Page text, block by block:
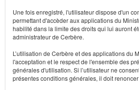
Une fois enregistré, l'utilisateur dispose d'un
permettant d'accèder aux applications du
habilité dans la limite des droits qui lui auront
administrateur de Cerbère.
L’utilisation de Cerbère et des applications du
l'acceptation et le respect de l'ensemble des
générales d'utilisation. Si l’utilisateur ne
présentes conditions générales, il doit